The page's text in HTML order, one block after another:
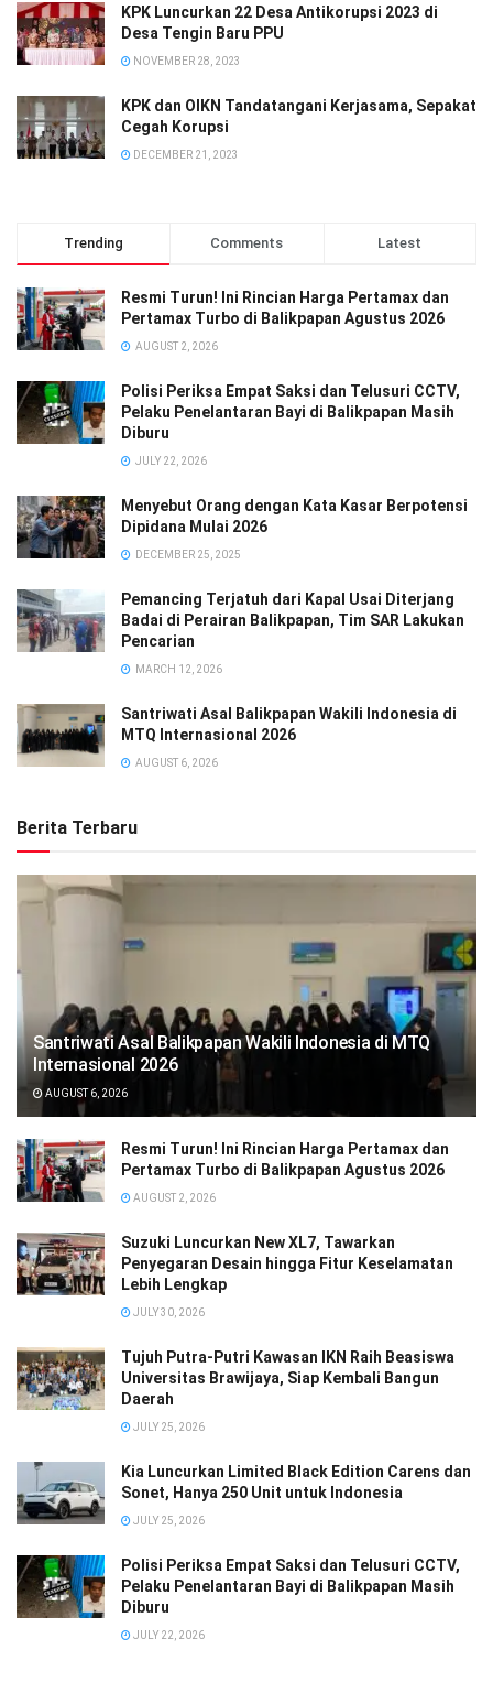
KPK Luncurkan 22 Desa Antikorupsi 2023 di
Desa Tengin Baru PPU
NOVEMBER 28, 2023
KPK dan OIKN Tandatangani Kerjasama, Sepakat
Cegah Korupsi
DECEMBER 21, 2023
Trending Comments Latest
Resmi Turun! Ini Rincian Harga Pertamax dan
Pertamax Turbo di Balikpapan Agustus 2026
AUGUST 2, 2026
Polisi Periksa Empat Saksi dan Telusuri CCTV,
Pelaku Penelantaran Bayi di Balikpapan Masih
Diburu
JULY 22, 2026
Menyebut Orang dengan Kata Kasar Berpotensi
Dipidana Mulai 2026
DECEMBER 25, 2025
Pemancing Terjatuh dari Kapal Usai Diterjang
Badai di Perairan Balikpapan, Tim SAR Lakukan
Pencarian
MARCH 12, 2026
Santriwati Asal Balikpapan Wakili Indonesia di
MTQ Internasional 2026
AUGUST 6, 2026
Berita Terbaru
Santriwati Asal Balikpapan Wakili Indonesia di MTQ
Internasional 2026
AUGUST 6, 2026
Resmi Turun! Ini Rincian Harga Pertamax dan
Pertamax Turbo di Balikpapan Agustus 2026
AUGUST 2, 2026
Suzuki Luncurkan New XL7, Tawarkan
Penyegaran Desain hingga Fitur Keselamatan
Lebih Lengkap
JULY 30, 2026
Tujuh Putra-Putri Kawasan IKN Raih Beasiswa
Universitas Brawijaya, Siap Kembali Bangun
Daerah
JULY 25, 2026
Kia Luncurkan Limited Black Edition Carens dan
Sonet, Hanya 250 Unit untuk Indonesia
JULY 25, 2026
Polisi Periksa Empat Saksi dan Telusuri CCTV,
Pelaku Penelantaran Bayi di Balikpapan Masih
Diburu
JULY 22, 2026